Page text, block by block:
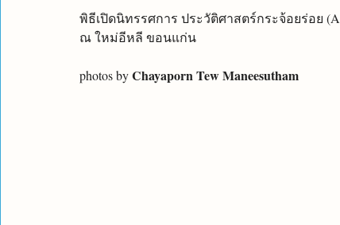
พิธีเปิดนิทรรศการ ประวัติศาสตร์กระจ้อยร่อย
ณ ใหม่อีหลี ขอนแก่น
photos by Chayaporn Tew Maneesutham